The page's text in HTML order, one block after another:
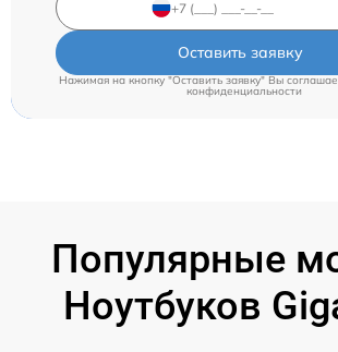
Оставить заявку
Нажимая на кнопку "Оставить заявку" Вы
конфиденциальности
Популярные
Ноутбуков